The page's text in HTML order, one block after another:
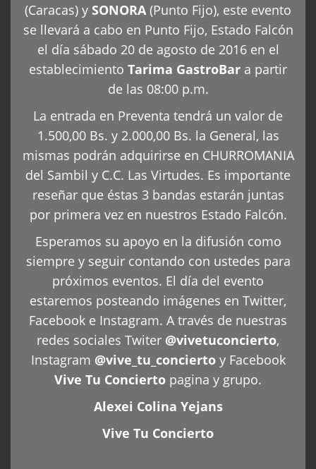
(Caracas) y SONORA(Punto Fijo), este evento
se llevará a cabo en Punto Fijo, Estado Falcón
el día sábado 20 de agosto de 2016 en el
establecimiento Tarima GastroBar a partir
de las 08:00 p.m.
La entrada en Preventa tendrá un valor de
1.500,00 Bs. y 2.000,00 Bs. la General, las
mismas podrán adquirirse en CHURROMANIA
del Sambil y C.C. Las Virtudes. Es importante
reseñar que éstas 3 bandas estarán juntas
por primera vez en nuestros Estado Falcón.
Esperamos su apoyo en la difusión como
siempre y seguir contando con ustedes para
próximos eventos. El día del evento
estaremos posteando imágenes en Twitter,
Facebook e Instagram. A través de nuestras
redes sociales Twiter @vivetuconcierto,
Instagram @vive_tu_conciertoy Facebook
Vive Tu Concierto pagina y grupo.
Alexei Colina Yejans
Vive Tu Concierto